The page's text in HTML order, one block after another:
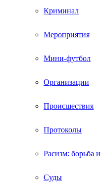
Криминал
Мероприятия
Мини-футбол
Организации
Происшествия
Протоколы
Расизм: борьба
Суды